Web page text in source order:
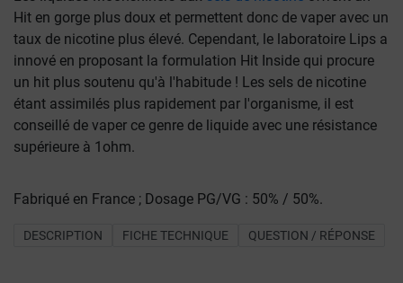
Hit en gorge plus doux et permettent donc de vaper avec un
taux de nicotine plus élevé. Cependant, le laboratoire Lips a
innové en proposant la formulation Hit Inside qui procure
un hit plus soutenu qu'à l'habitude ! Les sels de nicotine
étant assimilés plus rapidement par l'organisme, il est
conseillé de vaper ce genre de liquide avec une résistance
supérieure à 1ohm.
Fabriqué en France ; Dosage PG/VG : 50% / 50%.
DESCRIPTION FICHE TECHNIQUE QUESTION / RÉPONSE